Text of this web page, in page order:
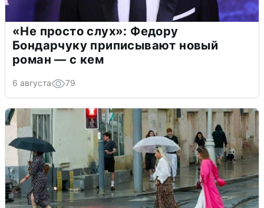
«Не просто слух»: Федору
Бондарчуку приписывают новый
роман — с кем
6 августа 79